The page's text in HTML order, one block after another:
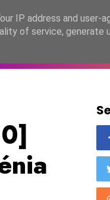
IP address and user-
of service, generate